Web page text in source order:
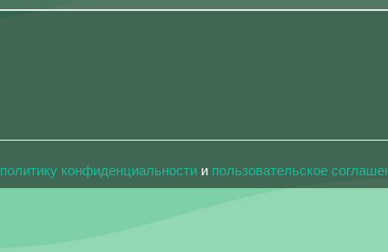
политику конфиденциальности и пользовательское